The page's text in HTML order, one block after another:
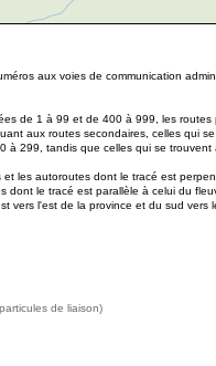
aux voies de communication
de 1 à 99 et de 400 à 999, les
aux routes secondaires, celles qui
à 299, tandis que celles qui se
les autoroutes dont le tracé est
dont le tracé est parallèle à celui du
vers l'est de la province et du sud vers
de liaison)